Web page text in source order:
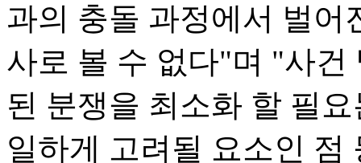
과의 충돌 과정에서 벌어
사로 볼 수 없다"며 "사건
된 분쟁을 최소화 할 필
일하게 고려될 요소인